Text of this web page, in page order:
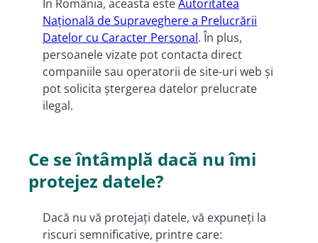
În România, aceasta esteAutoritatea
Naţională de Supraveghere a Prelucrării
Datelor cu Caracter Personal. În plus,
persoanele vizate pot contacta direct
companiile sau operatorii de site-uri web și
pot solicita ștergerea datelor prelucrate
ilegal.
Ce se întâmplă dacă nu îmi
protejez datele?
Dacă nu vă protejați datele, vă expuneți la
riscuri semnificative, printre care: